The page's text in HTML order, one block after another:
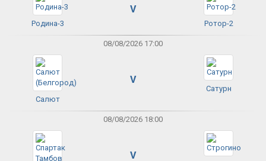
Родина-3
V
Ротор-2
08/08/2026 17:00
Салют
V
Сатурн
08/08/2026 18:00
V